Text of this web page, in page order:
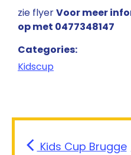
zie flyerVoor meer
op met 0477348147
Categories:
Kidscup
Kids Cup Brugge